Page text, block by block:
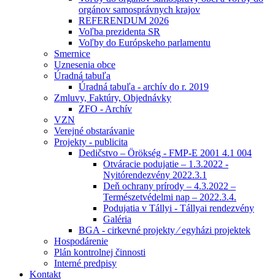
orgánov samosprávnych krajov
REFERENDUM 2026
Voľba prezidenta SR
Voľby do Európskeho parlamentu
Smernice
Uznesenia obce
Úradná tabuľa
Úradná tabuľa - archív do r. 2019
Zmluvy, Faktúry, Objednávky
ZFO - Archív
VZN
Verejné obstarávanie
Projekty - publicita
Dedičstvo – Örökség - FMP-E 2001 4.1 004
Otváracie podujatie – 1.3.2022 -
Nyitórendezvény 2022.3.1
Deň ochrany prírody – 4.3.2022 –
Természetvédelmi nap – 2022.3.4.
Podujatia v Tállyi - Tállyai rendezvény
Galéria
BGA - cirkevné projekty ⁄ egyházi projektek
Hospodárenie
Plán kontrolnej činnosti
Interné predpisy
Kontakt